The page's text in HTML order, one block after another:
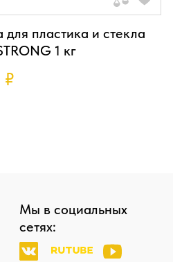
для пластика и стекла
1 кг
₽
Мы в социальных
сетях: